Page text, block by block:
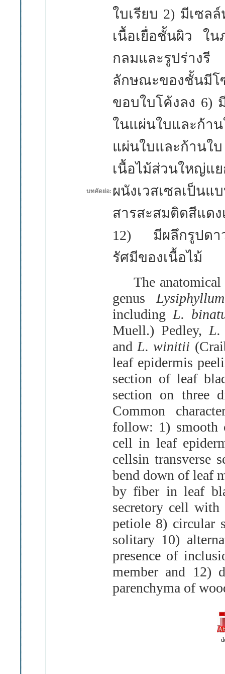
บทคัดย่อ:
ใบเรียบ 2) มีเซล
เนื้อเยื่อชั้นผิว ใน
กลมและรูปร่า
ลักษณะของชั้นมีโ
ขอบใบโค้งลง 6)
ในแผ่นใบและก้
แผ่นใบและก้านใบ
เนื้อไม้ส่วนใหญ่แ
ผนังเวสเซลเป็นแ
สารสะสมติดสีแด
12) มีผลึกรูปดา
รัศมีของเนื้อไม้
The anatomical
genus
including L.
Muell.) Pedley,
and L. winitii
leaf epidermis
section of leaf
section on three
Common
follow: 1) smooth
cell in leaf
cellsin transverse
bend down of leaf
by fiber in leaf
secretory cell
petiole 8) circular
solitary 10)
presence of
member and 12)
parenchyma of